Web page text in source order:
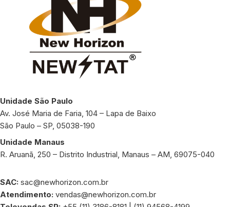
Unidade São Paulo
Av. José Maria de Faria, 104 – Lapa de Baixo
São Paulo – SP, 05038-190
Unidade Manaus
R. Aruanã, 250 – Distrito Industrial, Manaus – AM, 69075-040
SAC: sac@newhorizon.com.br
Atendimento: vendas@newhorizon.com.br